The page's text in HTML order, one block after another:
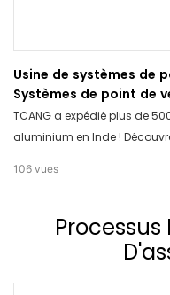
Usine de systèmes de
Systèmes de point de
- TCANG Technology
TCANG a expédié plus de
aluminium en Inde !
aujourd'hui !
106 vues
Processus